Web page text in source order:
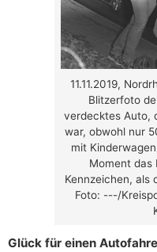
11.11.2019,
Blitzerfoto
verdecktes Auto,
war, obwohl nur
mit
Moment das
Kennzeichen, als
Foto: ---/
Glück für einen